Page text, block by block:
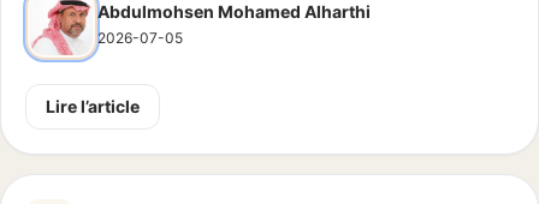
Abdulmohsen Mohamed Alharthi
2026-07-05
Lire l’article